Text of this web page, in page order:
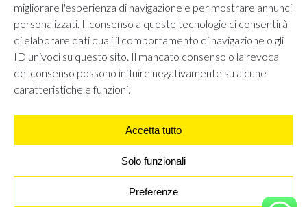
migliorare l'esperienza di navigazione e per mostrare annunci
personalizzati. Il consenso a queste tecnologie ci consentirà
di elaborare dati quali il comportamento di navigazione o gli
ID univoci su questo sito. Il mancato consenso o la revoca
del consenso possono influire negativamente su alcune
caratteristiche e funzioni.
Accetta tutto
Solo funzionali
Preferenze
CANOTTA - MARRONE
RESI E RIMBORSI
REGOLAMENTO LOYALTY
CONTATTACI
PRIVACY POLICY COOKIE POLICY
UNI GRUPPO S.R.L - Viale Angelo Filippetti 24, 20122 Milano.
All right reserved P.IVA 10405840967